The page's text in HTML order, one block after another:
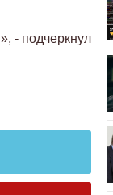
- подчеркнул